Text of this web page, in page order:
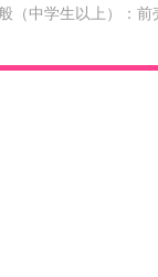
（中学生以上）：